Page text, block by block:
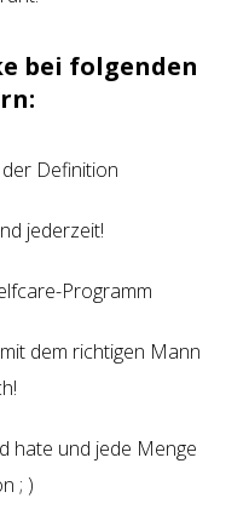
bei folgenden
Definition
jederzeit!
Programm
dem richtigen Mann
hate und jede Menge
; )